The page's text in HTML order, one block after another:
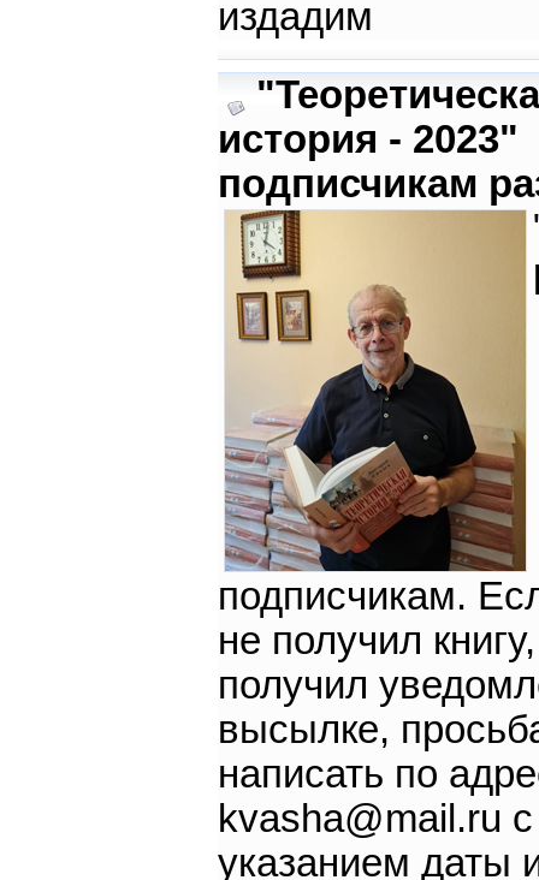
издадим
история - 2023"
подписчикам
подписчикам.
не получил
получил
высылке,
написать по
kvasha@mail.ru с
указанием даты